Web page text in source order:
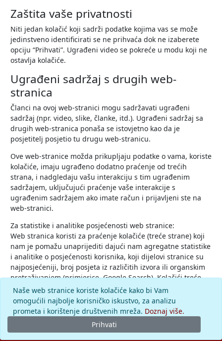
Zaštita vaše privatnosti
Niti jedan kolačić koji sadrži podatke kojima vas se može
jedinstveno identificirati se ne prihvaća dok ne izaberete
opciju “Prihvati”. Ugrađeni video se pokreće u modu koji ne
ostavlja kolačiće.
Ugrađeni sadržaj s drugih web-
stranica
Članci na ovoj web-stranici mogu sadržavati ugrađeni
sadržaj (npr. video, slike, članke, itd.). Ugrađeni sadržaj sa
drugih web-stranica ponaša se istovjetno kao da je
posjetitelj posjetio tu drugu web-stranicu.
Ove web-stranice možda prikupljaju podatke o vama, koriste
kolačiće, imaju ugrađeno dodatno praćenje od trećih
strana, i nadgledaju vašu interakciju s tim ugrađenim
sadržajem, uključujući praćenje vaše interakcije s
ugrađenim sadržajem ako imate račun i prijavljeni ste na
web-stranici.
Za statistike i analitike posjećenosti web stranice:
Web stranica koristi za praćenje kolačiće (treće strane) koji
nam je pomažu unaprijediti dajući nam agregatne statistike
i analitike o posjećenosti korisnika, koji dijelovi stranice su
najposjećeniji, broj posjeta iz različitih izvora ili organskim
pretraživanjem (primjerice, Google Search). Kolačići treće
strane koje koristi web stranica ne identificiraju vas osobno i
potpuno su anonimni.
Naše web stranice koriste kolačiće kako bi Vam
omogućili najbolje korisničko iskustvo, za analizu
prometa i korištenje društvenih mreža. Doznaj više.
Prihvati
© 2026.Leksikografski zavodMiroslav Krleža